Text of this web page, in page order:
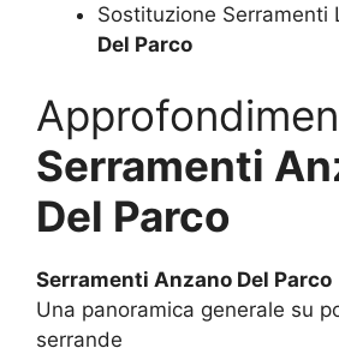
Sostituzione Serramenti
Del Parco
Serramenti
Del Parco
Serramenti Anzano Del Parco
Una panoramica generale su
serrande